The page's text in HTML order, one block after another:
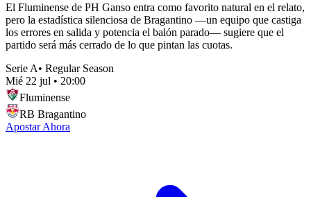
El Fluminense de PH Ganso entra como favorito natural en el relato,
pero la estadística silenciosa de Bragantino —un equipo que castiga
los errores en salida y potencia el balón parado— sugiere que el
partido será más cerrado de lo que pintan las cuotas.
Serie A• Regular Season
Mié 22 jul • 20:00
Fluminense
RB Bragantino
Apostar Ahora